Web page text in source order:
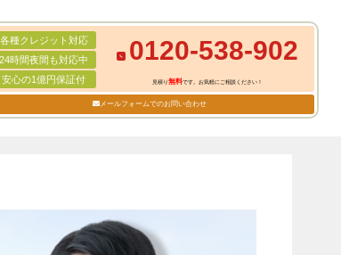
各種クレジット対応
24時間夜間も対応中
安心の1億円保証付
0120-538-902
見積り無料です。お気軽にご相談ください！
メールフォームでのお問い合わせ